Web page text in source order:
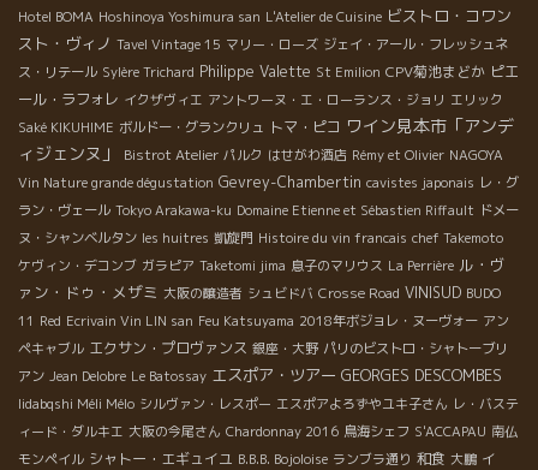
Hotel BOMA Hoshinoya Yoshimura san L'Atelier de Cuisine ビストロ・コワン
スト・ヴィノ Tavel Vintage 15 マリー・ローズ ジェイ・アール・フレッシュネ
ス・リテール Sylère Trichard Philippe Valette St Emilion CPV菊池まどか ピエ
ール・ラフォレ イクザヴィエ アントワーヌ・エ・ローランス・ジョリ エリック
Saké KIKUHIME ボルドー・グランクリュ トマ・ピコ ワイン見本市「アンデ
ィジェンヌ」
Bistrot Atelier パルク はせがわ酒店 Rémy et Olivier NAGOYA
Vin Nature grande dégustation Gevrey-Chambertin cavistes japonais レ・グ
ラン・ヴェール Tokyo Arakawa-ku Domaine Etienne et Sébastien Riffault ドメー
ヌ・シャンベルタン les huitres 凱旋門 Histoire du vin francais chef Takemoto
ケヴィン・デコンブ ガラピア Taketomi jima 息子のマリウス La Perrière ル・ヴ
ァン・ドゥ・メザミ 大阪の醸造者 シュビドバ Crosse Road VINISUD BUDO
11 Red Ecrivain Vin LIN san Feu Katsuyama 2018年ボジョレ・ヌーヴォー アン
ペキャブル エクサン・プロヴァンス 銀座・大野 パリのビストロ・シャトーブリ
アン Jean Delobre Le Batossay エスポア・ツアー GEORGES DESCOMBES
Iidabqshi Méli Mélo シルヴァン・レスポー エスポアよろずやユキ子さん レ・バステ
ィード・ダルキエ 大阪の今尾さん Chardonnay 2016 鳥海シェフ S'ACCAPAU 南仏
モンペイル シャトー・エギュイユ B.B.B. Bojoloise ランブラ通り 和食 大鵬 イ